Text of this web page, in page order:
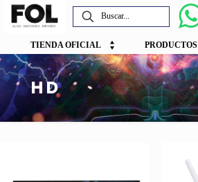
TIENDA OFICIAL PRODUCTOS
HD